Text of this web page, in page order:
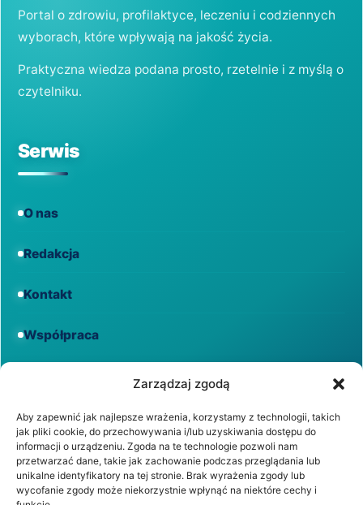
Zarządzaj zgodą
Aby zapewnić jak najlepsze wrażenia, korzystamy z technologii, takich
jak pliki cookie, do przechowywania i/lub uzyskiwania dostępu do
informacji o urządzeniu. Zgoda na te technologie pozwoli nam
przetwarzać dane, takie jak zachowanie podczas przeglądania lub
unikalne identyfikatory na tej stronie. Brak wyrażenia zgody lub
wycofanie zgody może niekorzystnie wpłynąć na niektóre cechy i
Portal o zdrowiu, profilaktyce, leczeniu i codziennych
wyborach, które wpływają na jakość życia.
Praktyczna wiedza podana prosto, rzetelnie i z myślą o
czytelniku.
Serwis
O nas
Redakcja
Kontakt
Współpraca
Regulamin
Polityka prywatności